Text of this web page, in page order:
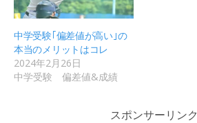
中学受験｢偏差値が高い｣の
本当のメリットはコレ
2024年2月26日
中学受験 偏差値&成績
スポンサーリンク